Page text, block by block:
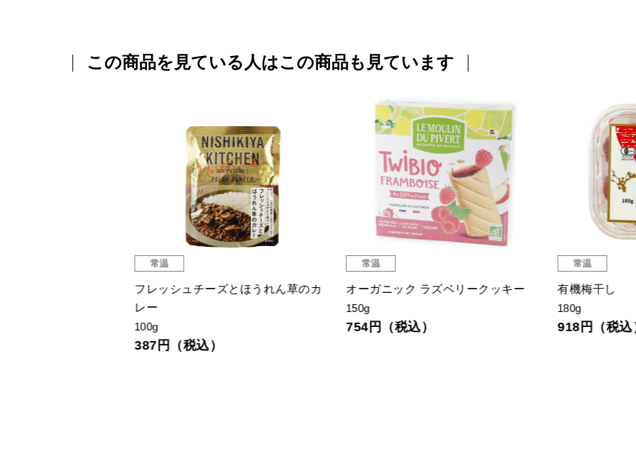
この商品を見ている人はこの商品も見ています
フレッシュチーズとほうれん草のカ
387円（税込）
オーガニック ラズベリークッキー
754円（税込）
有機梅干し
918円（税込）